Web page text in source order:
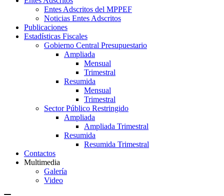
Entes Adscritos del MPPEF
Noticias Entes Adscritos
Publicaciones
Estadísticas Fiscales
Gobierno Central Presupuestario
Ampliada
Mensual
Trimestral
Resumida
Mensual
Trimestral
Sector Público Restringido
Ampliada
Ampliada Trimestral
Resumida
Resumida Trimestral
Contactos
Multimedia
Galería
Video